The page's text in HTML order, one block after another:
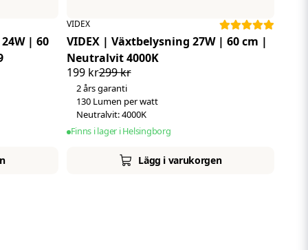
| 60
VIDEX
VIDEX | Växtbelysning 27W | 60 cm |
Neutralvit 4000K
299 kr
199 kr
2 års garanti
130 Lumen per watt
Neutralvit: 4000K
Finns i lager i Helsingborg
Lägg i varukorgen